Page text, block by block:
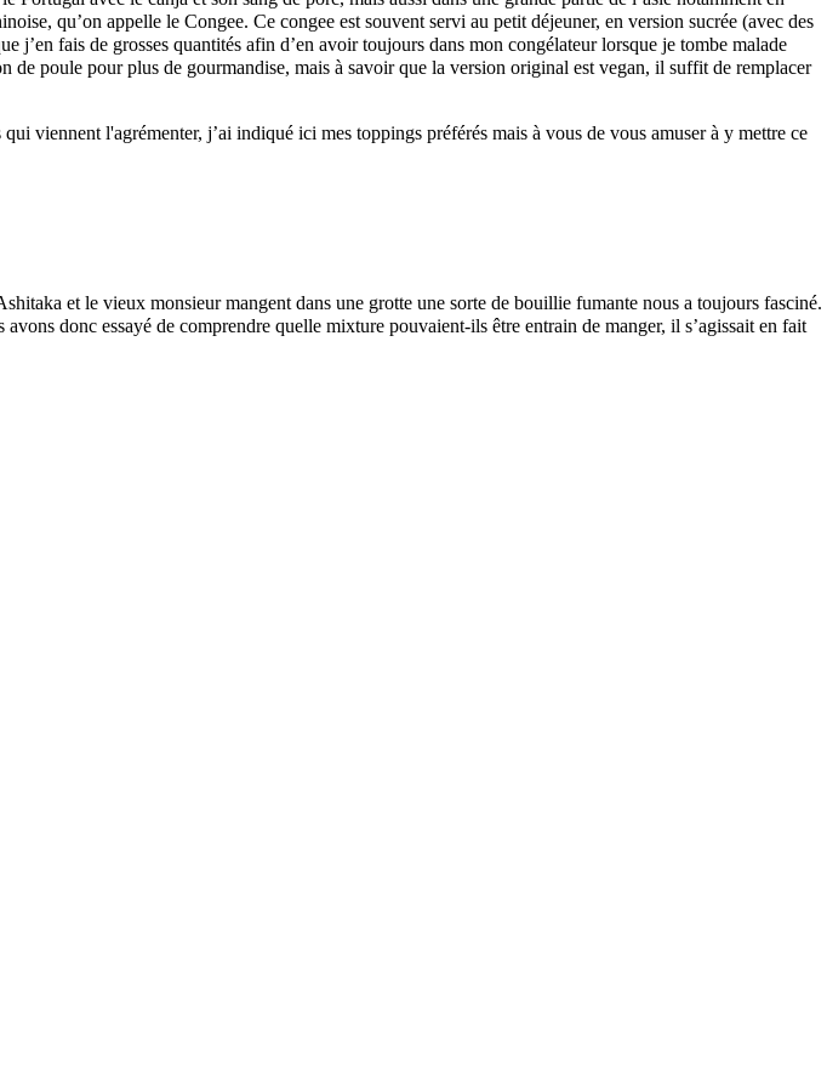
qu’on appelle le Congee. Ce congee est souvent servi au petit déjeuner, en version sucrée (avec des
fais de grosses quantités afin d’en avoir toujours dans mon congélateur lorsque je tombe malade
de poule pour plus de gourmandise, mais à savoir que la version original est vegan, il suffit de remplacer
viennent l'agrémenter, j’ai indiqué ici mes toppings préférés mais à vous de vous amuser à y mettre ce
et le vieux monsieur mangent dans une grotte une sorte de bouillie fumante nous a toujours fasciné.
donc essayé de comprendre quelle mixture pouvaient-ils être entrain de manger, il s’agissait en fait